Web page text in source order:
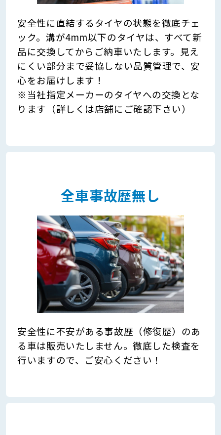
安全性に直結するタイヤの状態を徹底チェ
ック。溝が4mm以下のタイヤは、すべて新
品に交換してからご納車いたします。見え
にくい部分まで妥協しない品質管理で、安
心をお届けします！
※当社指定メーカーのタイヤへの交換とな
ります（詳しくは店舗にご確認下さい）
全車事故歴無し
安全性に不安がある事故歴（修復歴）のあ
る車は販売いたしません。徹底した検査を
行いますので、ご安心ください！